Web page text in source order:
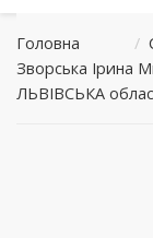
Головна /
Зворська Ірина
ЛЬВІВСЬКА